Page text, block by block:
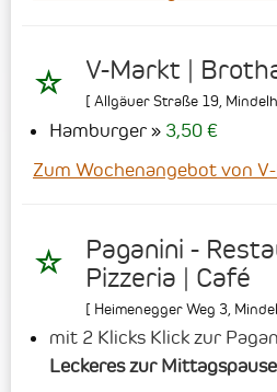
V-Markt |
[ Allgäuer Straße 19,
Hamburger
3,50 €
Zum Wochenangebot von
Paganini -
Pizzeria | Café
[ Heimenegger Weg 3
mit 2 Klicks Klick zur
Leckeres zur Mittagspause